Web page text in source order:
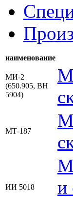
наименование
МИ-2
(650.905, ВН
5904)
МТ-187
ИИ 5018
и